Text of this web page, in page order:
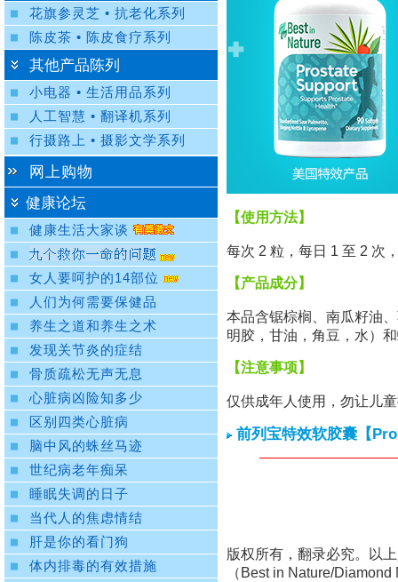
【使用方法】
每次 2 粒，每日 1 至 2 次
【产品成分】
本品含锯棕榈、南瓜籽油
明胶，甘油，角豆，水）
【注意事项】
仅供成年人使用，勿让儿
前列宝特效软胶囊【
版权所有，翻录必究。以
（Best in Nature/
花旗参灵芝 • 抗老化系列
陈皮茶 • 陈皮食疗系列
其他产品陈列
小电器 • 生活用品系列
人工智慧 • 翻译机系列
行摄路上 • 摄影文学系列
网上购物
健康论坛
健康生活大家谈
女人要呵护的14部位
人们为何需要保健品
养生之道和养生之术
发现关节炎的症结
骨质疏松无声无息
心脏病凶险知多少
区别四类心脏病
脑中风的蛛丝马迹
世纪病老年痴呆
睡眠失调的日子
当代人的焦虑情结
肝是你的看门狗
体内排毒的有效措施